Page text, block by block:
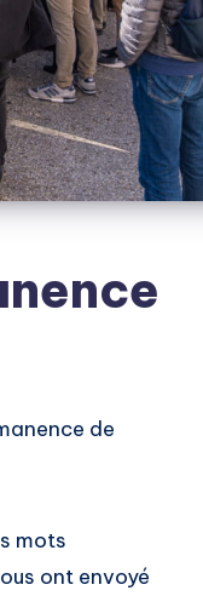
de
mots
ont envoyé